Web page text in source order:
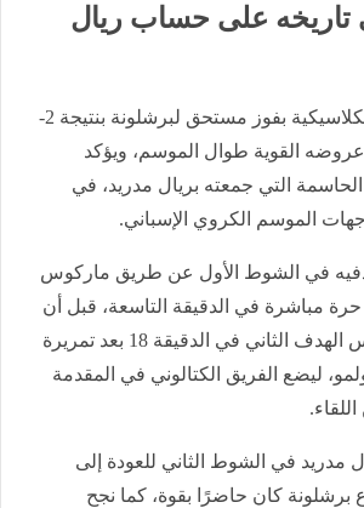
29 في تاريخه على حساب ريال
وانتهت المواجهة الكلاسيكية بفوز مستحق لبرشلونة بنتيجة 2-
عروضه القوية طوال الموسم، ويؤكد
الحاسمة التي جمعته بريال مدريد، في
الموسم الكروي الإسباني.
في الشوط الأول عن طريق ماركوس
مباشرة في الدقيقة التاسعة، قبل أن
يضيف فيران توريس الهدف الثاني في الدقيقة 18 بعد تمريرة
ليضع الفريق الكتالوني في المقدمة
مدريد في الشوط الثاني للعودة إلى
برشلونة كان حاضرًا بقوة، كما نجح